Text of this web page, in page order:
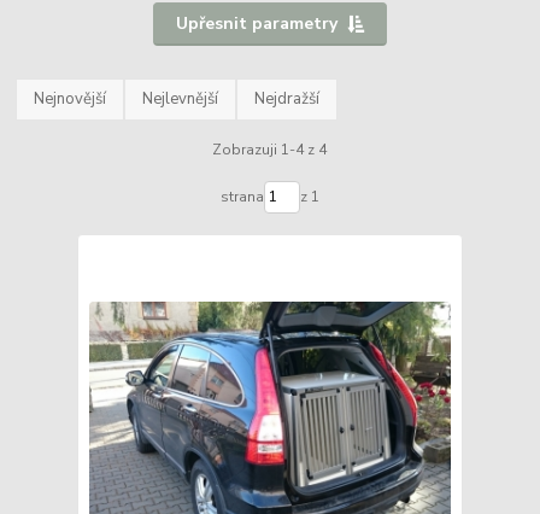
Upřesnit parametry
Nejnovější Nejlevnější Nejdražší
Zobrazuji 1-4 z 4
strana z 1